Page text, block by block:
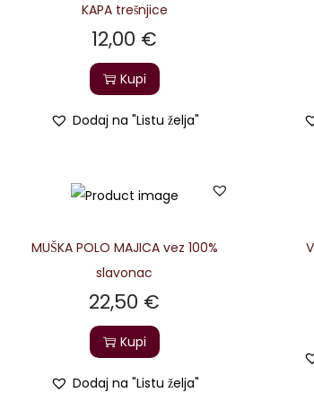
KAPA trešnjice
12,00 €
Kupi
Dodaj na "Listu želja"
MUŠKA POLO MAJICA vez 100%
slavonac
22,50 €
Kupi
Dodaj na "Listu želja"